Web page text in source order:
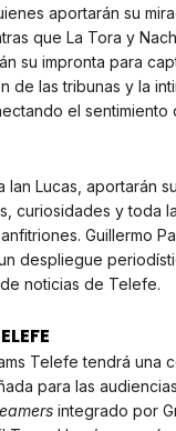
aportarán su
que La Tora y
su impronta para
de las tribunas y la
el sentimiento
Ian Lucas, aportarán
curiosidades y toda
Guillermo
despliegue
noticias de Telefe.
Telefe tendrá una
para las
integrado por